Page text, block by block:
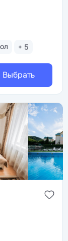
+ 5
Выбрать